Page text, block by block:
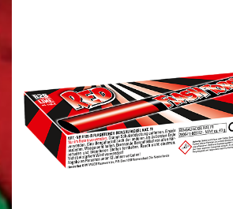
SPINNERS
KNALLERS
CRACKLING